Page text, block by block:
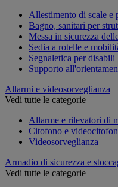
Allestimento di scale e
Bagno, sanitari per
Messa in sicurezza
Sedia a rotelle e
Segnaletica per disabili
Supporto
Allarmi e videosorveglianza
Vedi tutte le categorie
Allarme e rilevatori di
Citofono e
Videosorveglianza
Armadio di sicurezza e
Vedi tutte le categorie